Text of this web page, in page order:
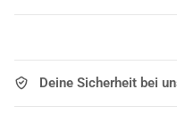
Deine Sicherheit bei